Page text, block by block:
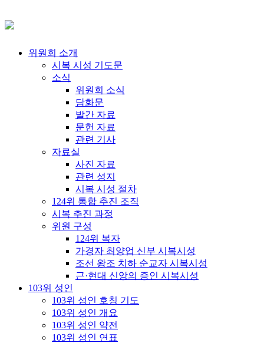
위원회 소개
시복 시성 기도문
소식
위원회 소식
담화문
발간 자료
문헌 자료
관련 기사
자료실
사진 자료
관련 성지
시복 시성 절차
124위 통합 추진 조직
시복 추진 과정
위원 구성
124위 복자
가경자 최양업 신부 시복시성
조선 왕조 치하 순교자 시복시성
근·현대 신앙의 증인 시복시성
103위 성인
103위 성인 호칭 기도
103위 성인 개요
103위 성인 약전
103위 성인 연표